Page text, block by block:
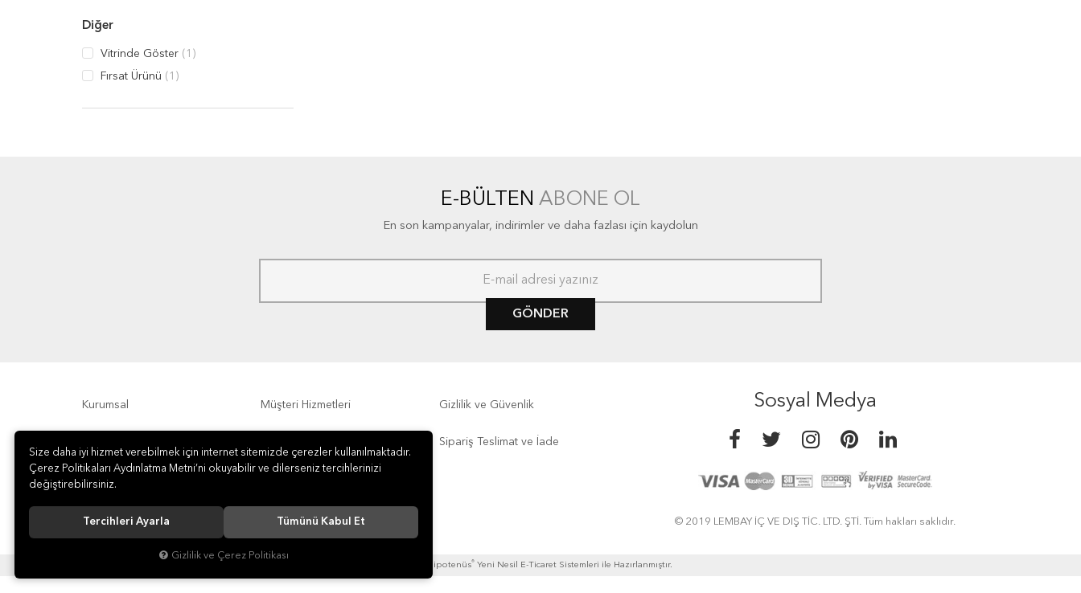
Diğer
Vitrinde Göster (1)
Fırsat Ürünü (1)
E-BÜLTEN ABONE OL
En son kampanyalar, indirimler ve daha fazlası için kaydolun
GÖNDER
Kurumsal Müşteri Hizmetleri Gizlilik ve Güvenlik
Sipariş Teslimat ve İade
Sosyal Medya
© 2019 LEMBAY İÇ VE DIŞ TİC. LTD. ŞTİ. Tüm hakları saklıdır.
Hipotenüs® Yeni Nesil E-Ticaret Sistemleri ile Hazırlanmıştır.
Size daha iyi hizmet verebilmek için internet sitemizde çerezler kullanılmaktadır.
Çerez Politikaları Aydınlatma Metni’ni okuyabilir ve dilerseniz tercihlerinizi
değiştirebilirsiniz.
Tercihleri Ayarla Tümünü Kabul Et
Gizlilik ve Çerez Politikası